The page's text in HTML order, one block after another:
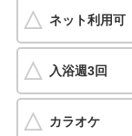
ネット利用可
入浴週3回
カラオケ